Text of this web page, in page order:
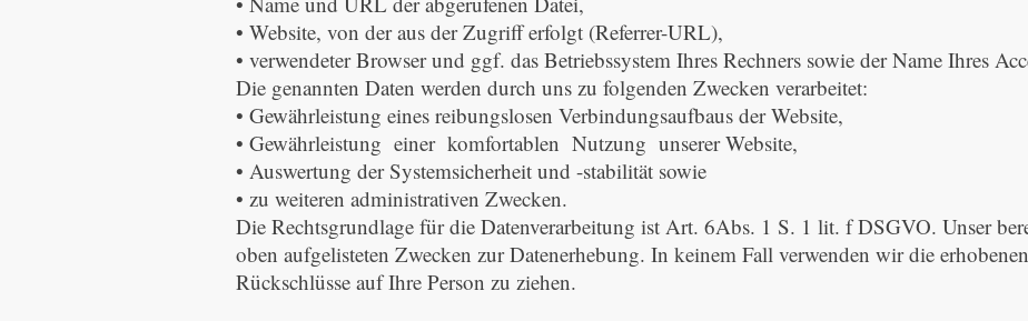
• Website, von der aus der Zugriff erfolgt (Referrer-URL),
• verwendeter Browser und ggf. das Betriebssystem Ihres Rechners sowie der Name Ihres
Die genannten Daten werden durch uns zu folgenden Zwecken verarbeitet:
• Gewährleistung eines reibungslosen Verbindungsaufbaus der Website,
• Gewährleistung einer komfortablen Nutzung unserer Website,
• Auswertung der Systemsicherheit und -stabilität sowie
• zu weiteren administrativen Zwecken.
Die Rechtsgrundlage für die Datenverarbeitung ist Art. 6Abs. 1 S. 1 lit. f DSGVO. Unser
oben aufgelisteten Zwecken zur Datenerhebung. In keinem Fall verwenden wir die
Rückschlüsse auf Ihre Person zu ziehen.